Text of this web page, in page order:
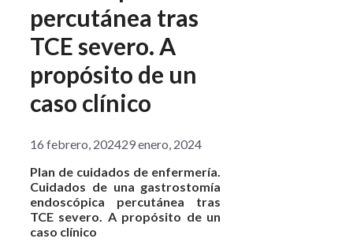
percutánea tras
TCE severo. A
propósito de un
caso clínico
16 febrero, 202429 enero, 2024
Plan de cuidados de enfermería.
Cuidados de una gastrostomía
endoscópica percutánea tras
TCE severo. A propósito de un
caso clínico